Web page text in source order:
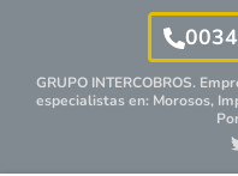
GRUPO INTERCOBROS.
especialistasen: Morosos,